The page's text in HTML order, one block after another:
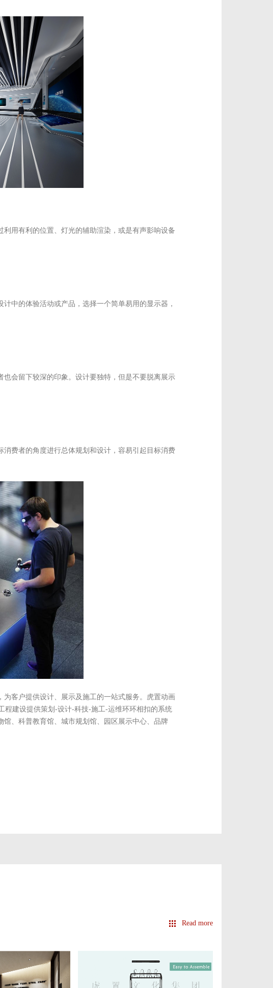
用有利的位置、灯光的辅助渲染，或是有声影响设备
中的体验活动或产品，选择一个简单易用的显示器，
会留下较深的印象。设计要独特，但是不要脱离展示
费者的角度进行总体规划和设计，容易引起目标消费
客户提供设计、展示及施工的一站式服务。虎置动画
程建设提供策划-设计-科技-施工-运维环环相扣的系统
、科普教育馆、城市规划馆、园区展示中心、品牌
Read more